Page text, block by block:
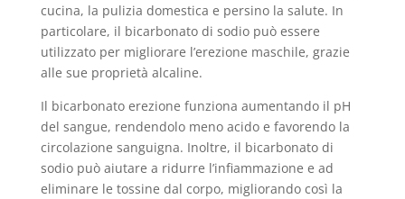
cucina, la pulizia domestica e persino la salute. In
particolare, il bicarbonato di sodio può essere
utilizzato per migliorare l’erezione maschile, grazie
alle sue proprietà alcaline.
Il bicarbonato erezione funziona aumentando il pH
del sangue, rendendolo meno acido e favorendo la
circolazione sanguigna. Inoltre, il bicarbonato di
sodio può aiutare a ridurre l’infiammazione e ad
eliminare le tossine dal corpo, migliorando così la